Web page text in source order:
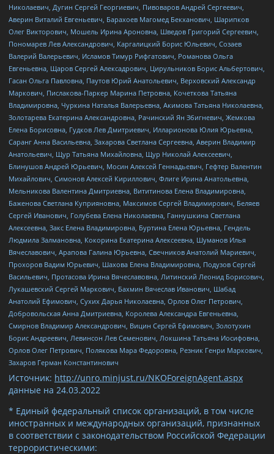
Николаевич, Дугин Сергей Георгиевич, Пивоваров Андрей Сергеевич,
Аверин Виталий Евгеньевич, Барахоев Магомед Бекханович, Шарипков
Олег Викторович, Мошель Ирина Ароновна, Шведов Григорий Сергеевич,
Пономарев Лев Александрович, Каргалицкий Борис Юльевич, Созаев
Валерий Валерьевич, Исламов Тимур Рифгатович, Романова Ольга
Евгеньевна, Щаров Сергей Алексадрович, Цирульников Борис Альбертович,
Гасан Ольга Павловна, Паутов Юрий Анатольевич, Верховский Александр
Маркович, Пислакова-Паркер Марина Петровна, Кочеткова Татьяна
Владимировна, Чуркина Наталья Валерьевна, Акимова Татьяна Николаевна,
Золотарева Екатерина Александровна, Рачинский Ян Збигневич, Жемкова
Елена Борисовна, Гудков Лев Дмитриевич, Илларионова Юлия Юрьевна,
Саранг Анна Васильевна, Захарова Светлана Сергеевна, Аверин Владимир
Анатольевич, Щур Татьяна Михайловна, Щур Николай Алексеевич,
Блинушов Андрей Юрьевич, Мосин Алексей Геннадьевич, Гефтер Валентин
Михайлович, Симонов Алексей Кириллович, Флиге Ирина Анатольевна,
Мельникова Валентина Дмитриевна, Вититинова Елена Владимировна,
Баженова Светлана Куприяновна, Максимов Сергей Владимирович, Беляев
Сергей Иванович, Голубева Елена Николаевна, Ганнушкина Светлана
Алексеевна, Закс Елена Владимировна, Буртина Елена Юрьевна, Гендель
Людмила Залмановна, Кокорина Екатерина Алексеевна, Шуманов Илья
Вячеславович, Арапова Галина Юрьевна, Свечников Анатолий Мариевич,
Прохоров Вадим Юрьевич, Шахова Елена Владимировна, Подузов Сергей
Васильевич, Протасова Ирина Вячеславовна, Литинский Леонид Борисович,
Лукашевский Сергей Маркович, Бахмин Вячеслав Иванович, Шабад
Анатолий Ефимович, Сухих Дарья Николаевна, Орлов Олег Петрович,
Добровольская Анна Дмитриевна, Королева Александра Евгеньевна,
Смирнов Владимир Александрович, Вицин Сергей Ефимович, Золотухин
Борис Андреевич, Левинсон Лев Семенович, Локшина Татьяна Иосифовна,
Орлов Олег Петрович, Полякова Мара Федоровна, Резник Генри Маркович,
Захаров Герман Константинович
Источник: http://unro.minjust.ru/NKOForeignAgent.aspx
данные на 24.03.2022
* Единый федеральный список организаций, в том числе
иностранных и международных организаций, признанных
в соответствии с законодательством Российской Федерации
террористическими: